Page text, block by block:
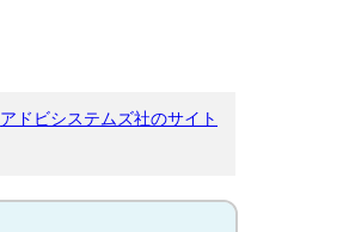
アドビシステムズ社のサイト